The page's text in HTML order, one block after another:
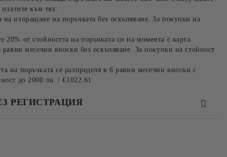
към тях:
изпращане на поръчката без оскъпяване. За покупки на
от стойността на поръчката си на момента с карта.
равни месечни вноски без оскъпяване. За покупки на стойност
на поръчката се разпределя в 6 равни месечни вноски с
до 2000 лв. / €1022.61
РЕГИСТРАЦИЯ